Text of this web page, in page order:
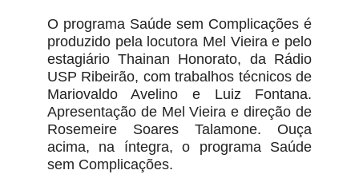
O programa Saúde sem Complicações é
produzido pela locutora Mel Vieira e pelo
estagiário Thainan Honorato, da Rádio
USP Ribeirão, com trabalhos técnicos de
Mariovaldo Avelino e Luiz Fontana.
Apresentação de Mel Vieira e direção de
Rosemeire Soares Talamone. Ouça
acima, na íntegra, o programa Saúde
sem Complicações.